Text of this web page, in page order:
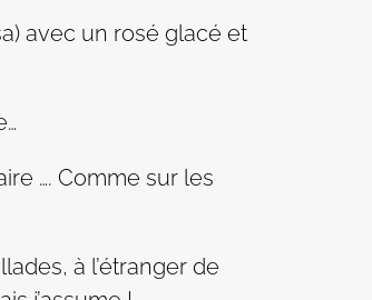
avec un rosé glacé et
…. Comme sur les
à l’étranger de